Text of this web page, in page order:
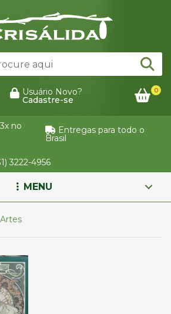
Usuário Novo?
Cadastre-se
0
no Entregas para todo o
Brasil
3222-4956
MENU
Artes